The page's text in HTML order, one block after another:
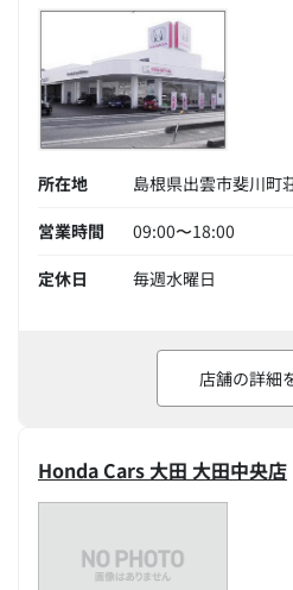
所在地
島根県出雲市斐川町
営業時間
09:00〜18:00
定休日
毎週水曜日
店舗の詳細
Honda Cars 大田 大田中央店